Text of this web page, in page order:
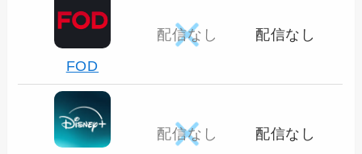
FOD
配信なし 配信なし
配信なし 配信なし